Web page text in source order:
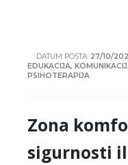
DATUM POSTA: 27/10/
EDUKACIJA,
PSIHOTERAPIJA
Zona
sigurnosti